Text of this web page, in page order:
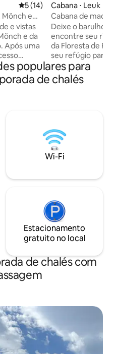
5 de uma avaliação média
5 (14)
Mönch e
e vistas
e da
Após uma
você
de
si
da
Cabana ⋅ Leuk
Cabana de
bem-estar
Deixe o barulho
encontre seu
da Floresta de
seu refúgio para
rejuvenescimento. Seja o
aconchegante
serena da
seu espírito com
livre sob as
relaxamento
sauna e banheira
populares para
de chalés
Wi-Fi
Estacionamento
gratuito no local
de chalés com